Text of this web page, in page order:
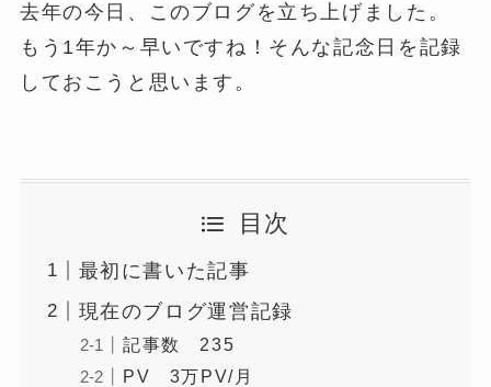
去年の今日、このブログを立ち上げました。
もう1年か～早いですね！そんな記念日を記録
しておこうと思います。
目次
最初に書いた記事
現在のブログ運営記録
記事数 235
PV 3万PV/月